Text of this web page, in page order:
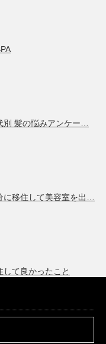
髪の悩みアンケー…
に移住して美容室を出…
して良かったこと